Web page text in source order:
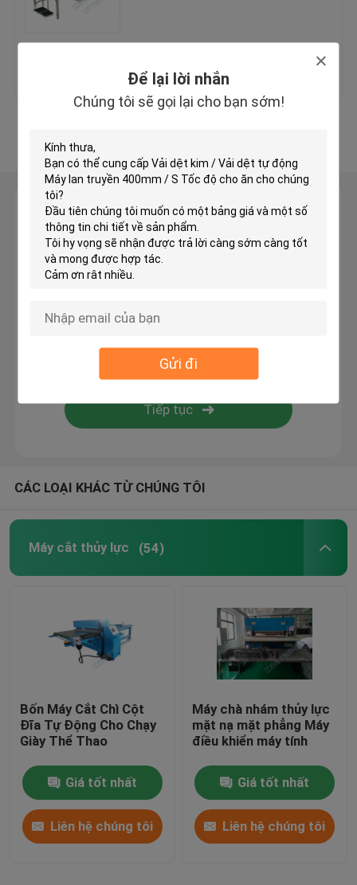
Để lại lời nhắn
Chúng tôi sẽ gọi lại cho bạn sớm!
Gửi đi
Máy cắt đầu máy thủy lực
Máy cuộn cán
Máy cắt băng vải
Máy cuộn vải
Máy tự động lan truyền
Máy cắt máy
Máy làm găng tay
Liên hệ chúng tôi
Để lại lời nhắn
Chúng tôi sẽ gọi lại cho bạn sớm!
CÁC LOẠI KHÁC TỪ CHÚNG TÔI
Máy cắt thủy lực (54)
Bốn Máy Cắt Chì Cột
Đĩa Tự Động Cho Chạy
Giày Thể Thao
Giá tốt nhất
Liên hệ chúng tôi
Máy chà nhám thủy lực
mặt nạ mặt phẳng Máy
điều khiển máy tính
Giá tốt nhất
Liên hệ chúng tôi